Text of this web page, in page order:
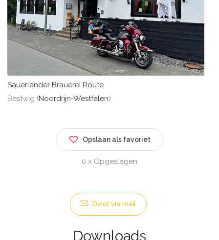
Sauerländer Brauerei Route
Bestwig (Noordrijn-Westfalen)
Opslaan als favoriet
0 x Opgeslagen
Deel via mail
Downloads